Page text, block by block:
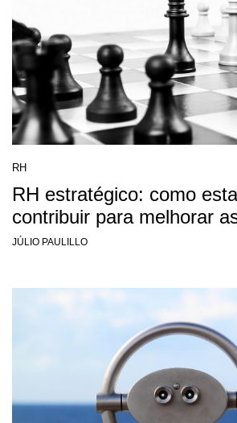
RH
RH estratégico: como
contribuir para melhorar
JÚLIO PAULILLO